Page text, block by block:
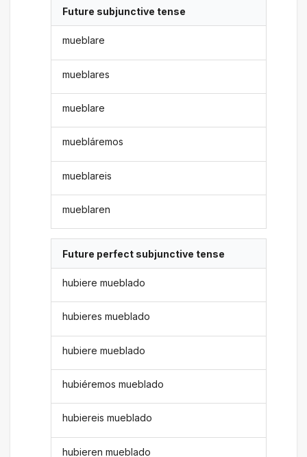
Future subjunctive tense
mueblare
mueblares
mueblare
muebláremos
mueblareis
mueblaren
Future perfect subjunctive tense
hubiere mueblado
hubieres mueblado
hubiere mueblado
hubiéremos mueblado
hubiereis mueblado
hubieren mueblado